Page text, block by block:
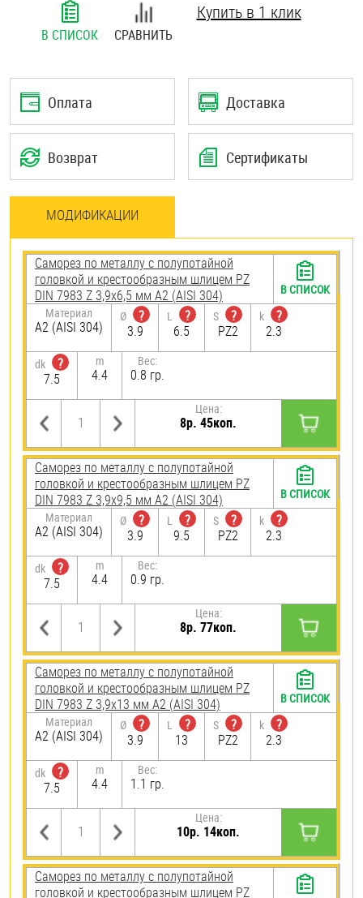
В СПИСОК СРАВНИТЬ
Купить в 1 клик
Оплата Доставка
Возврат Сертификаты
МОДИФИКАЦИИ
Саморез по металлу с полупотайной
головкой и крестообразным шлицем PZ
DIN 7983 Z 3,9х6,5 мм А2 (AISI 304)
Материал
А2 (AISI 304)
Ø
?
3.9
L
?
6.5
S
?
PZ2
k
?
2.3
dk
?
7.5
m
4.4
Вес:
0.8 гр.
Цена:
8р. 45коп.
В СПИСОК
Саморез по металлу с полупотайной
головкой и крестообразным шлицем PZ
DIN 7983 Z 3,9х9,5 мм А2 (AISI 304)
Материал
А2 (AISI 304)
Ø
?
3.9
L
?
9.5
S
?
PZ2
k
?
2.3
dk
?
7.5
m
4.4
Вес:
0.9 гр.
Цена:
8р. 77коп.
В СПИСОК
Саморез по металлу с полупотайной
головкой и крестообразным шлицем PZ
DIN 7983 Z 3,9х13 мм А2 (AISI 304)
Материал
А2 (AISI 304)
Ø
?
3.9
L
?
13
S
?
PZ2
k
?
2.3
dk
?
7.5
m
4.4
Вес:
1.1 гр.
Цена:
10р. 14коп.
В СПИСОК
Саморез по металлу с полупотайной
головкой и крестообразным шлицем PZ